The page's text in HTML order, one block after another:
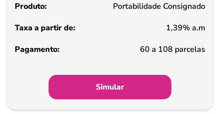
de
Pagamento
Portabilidade Consignado
1,39% a.m
60 a 108 parcelas
Simular